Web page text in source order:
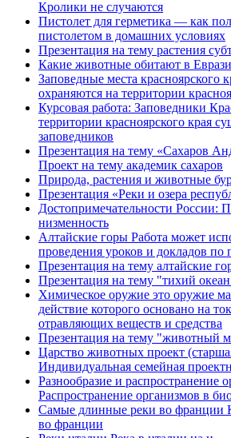
Кролики не случаются
Пистолет для герметика — как
пистолетом в домашних условиях
Презентация на тему растения
Какие животные обитают в
Заповедные места красноярского
охраняются на территории
Курсовая работа: Заповедники
территории красноярского края
заповедников
Презентация на тему «Сахаров
Проект на тему академик сахаров
Природа, растения и животные
Презентация «Реки и озера
Достопримечательности России:
низменность
Алтайские горы Работа может
проведения уроков и докладов по
Презентация на тему алтайские
Презентация на тему "тихий
Химическое оружие это оружие
действие которого основано на
отравляющих веществ и средства
Презентация на тему "животный
Царство животных проект
Индивидуальная семейная
Разнообразие и распространение
Распространение организмов в
Самые длинные реки во франции
во франции